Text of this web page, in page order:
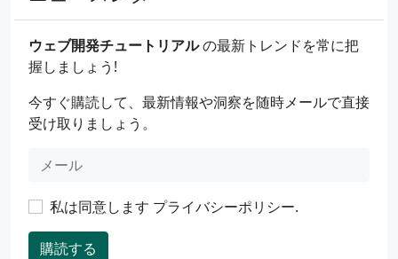
ウェブ開発チュートリアルの最新トレンドを常に把
握しましょう!
今すぐ購読して、最新情報や洞察を随時メールで直接
受け取りましょう。
私は同意します プライバシーポリシー.
購読する